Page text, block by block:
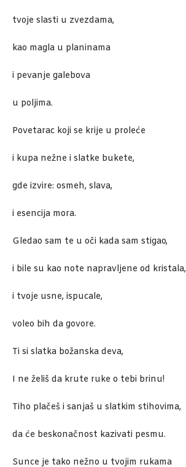
tvoje slasti u zvezdama,
kao magla u planinama
i pevanje galebova
u poljima.
Povetarac koji se krije u proleće
i kupa nežne i slatke bukete,
gde izvire: osmeh, slava,
i esencija mora.
Gledao sam te u oči kada sam stigao,
i bile su kao note napravljene od kristala,
i tvoje usne, ispucale,
voleo bih da govore.
Ti si slatka božanska deva,
I ne želiš da krute ruke o tebi brinu!
Tiho plačeš i sanjaš u slatkim stihovima,
da će beskonačnost kazivati pesmu.
Sunce je tako nežno u tvojim rukama